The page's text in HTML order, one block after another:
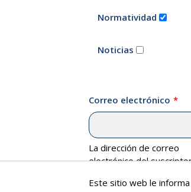
Normatividad
Noticias
Correo electrónico
La dirección de correo
electrónico del
Este sitio web le